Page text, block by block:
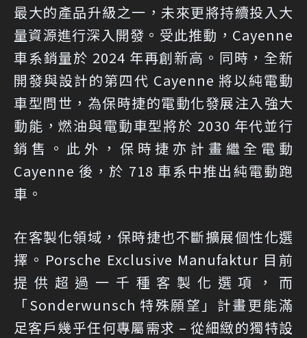
最大的產品升級之一，未來更將持續投入大
量資源進行深入開發。受此推動，Cayenne
車系銷量於 2024 年再創新高。同時，全新
開發與設計的第四代 Cayenne 將以純電動
車型問世，為保時捷的電動化發展注入強大
動能，燃油與電動車型將於 2030 年代並行
銷售。此外，保時捷亦計畫繼全電動
Cayenne 後，於 718 車系中推出純電動跑
車。
在客製化領域，保時捷也不斷擴展個性化選
擇。Porsche Exclusive Manufaktur 目前
提供超過一千種客製化選項，而
「Sonderwunsch 特殊願望」計畫更能滿
足客戶幾乎任何專屬需求 – 從細緻的獨特設